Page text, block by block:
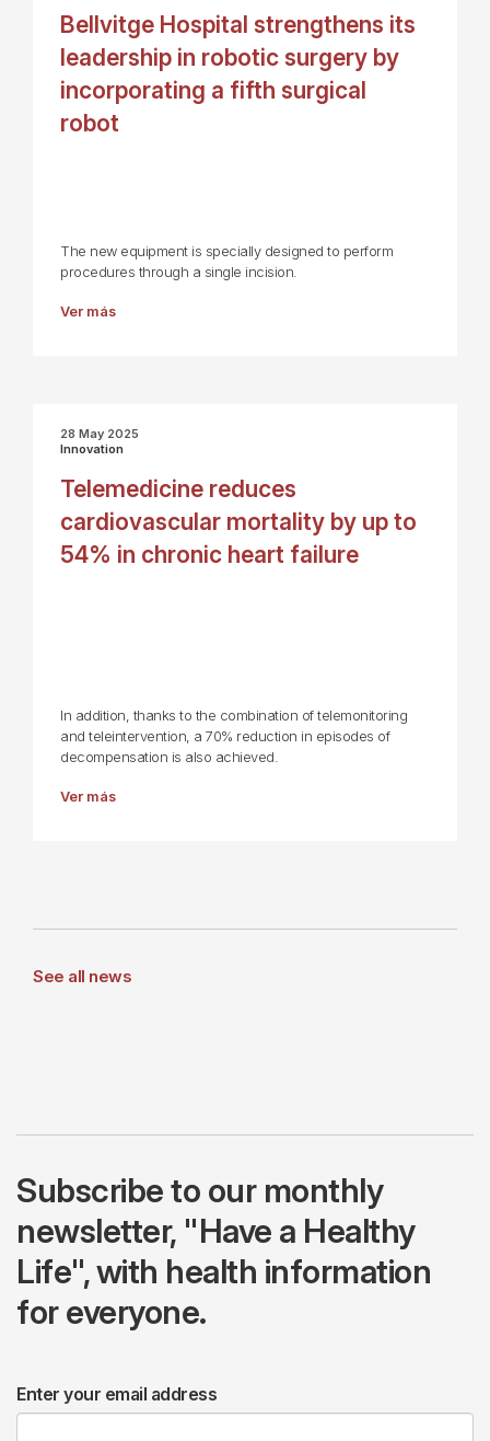
Bellvitge Hospital strengthens its
leadership in robotic surgery by
incorporating a fifth surgical
robot
The new equipment is specially designed to perform
procedures through a single incision.
Ver más
28 May 2025
Innovation
Telemedicine reduces
cardiovascular mortality by up to
54% in chronic heart failure
In addition, thanks to the combination of telemonitoring
and teleintervention, a 70% reduction in episodes of
decompensation is also achieved.
Ver más
See all news
Subscribe to our monthly
newsletter, "Have a Healthy
Life", with health information
for everyone.
Enter your email address